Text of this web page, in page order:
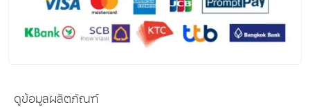
ดูข้อมูลผลิตภัณฑ์